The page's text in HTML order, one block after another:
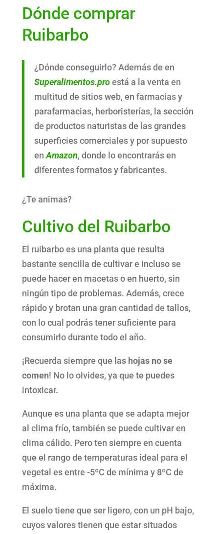
Dónde comprar
Ruibarbo
¿Dónde conseguirlo? Además de en
Superalimentos.proestá a la venta en
multitud de sitios web, en farmacias y
parafarmacias, herboristerías, la sección
de productos naturistas de las grandes
superficies comerciales y por supuesto
enAmazon, donde lo encontrarás en
diferentes formatos y fabricantes.
¿Te animas?
Cultivo del Ruibarbo
El ruibarbo es una planta que resulta
bastante sencilla de cultivar e incluso se
puede hacer en macetas o en huerto, sin
ningún tipo de problemas. Además, crece
rápido y brotan una gran cantidad de tallos,
con lo cual podrás tener suficiente para
consumirlo durante todo el año.
¡Recuerda siempre que las hojas no se
comen! No lo olvides, ya que te puedes
intoxicar.
Aunque es una planta que se adapta mejor
al clima frío, también se puede cultivar en
clima cálido. Pero ten siempre en cuenta
que el rango de temperaturas ideal para el
vegetal es entre -5ºC de mínima y 8ºC de
máxima.
El suelo tiene que ser ligero, con un pH bajo,
cuyos valores tienen que estar situados